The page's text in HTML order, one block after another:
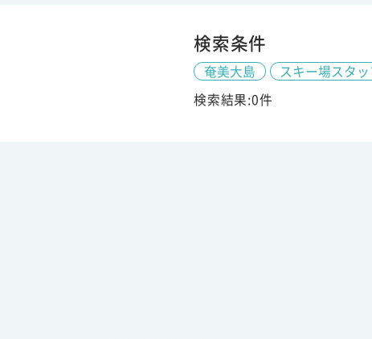
検索条件
奄美大島
スキー場スタッ
検索結果:0件